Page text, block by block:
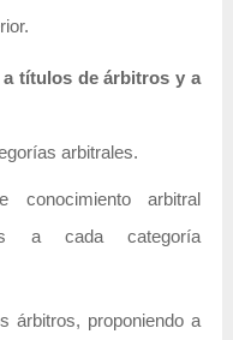
títulos de árbitros y a
arbitrales.
conocimiento arbitral
a cada categoría
árbitros, proponiendo a